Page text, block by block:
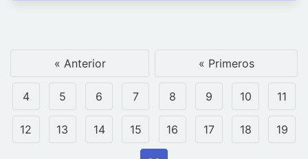
« Anterior « Primeros
4 5 6 7 8 9 10 11
12 13 14 15 16 17 18 19